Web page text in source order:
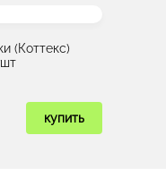
(Коттекс)
купить